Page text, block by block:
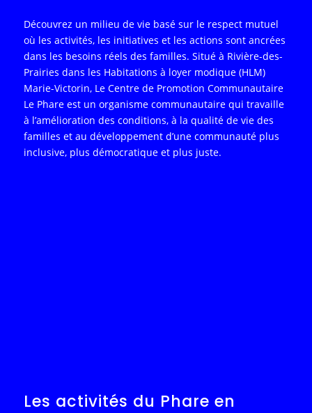
Découvrez un milieu de vie basé sur le respect mutuel
où les activités, les initiatives et les actions sont ancrées
dans les besoins réels des familles. Situé à Rivière-des-
Prairies dans les Habitations à loyer modique (HLM)
Marie-Victorin, Le Centre de Promotion Communautaire
Le Phare est un organisme communautaire qui travaille
à l’amélioration des conditions, à la qualité de vie des
familles et au développement d’une communauté plus
inclusive, plus démocratique et plus juste.
Les activités du Phare en